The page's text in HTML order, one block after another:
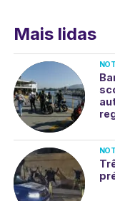
Mais lidas